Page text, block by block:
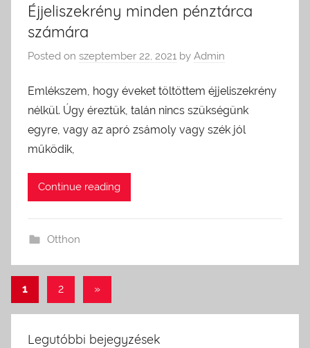
Éjjeliszekrény minden pénztárca
számára
Posted on szeptember 22, 2021 by Admin
Emlékszem, hogy éveket töltöttem éjjeliszekrény
nélkül. Úgy éreztük, talán nincs szükségünk
egyre, vagy az apró zsámoly vagy szék jól
működik,
Continue reading
Otthon
Bejegyzés
navigáció
1 2
Next
»
Legutóbbi bejegyzések